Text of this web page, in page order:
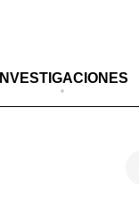
INVESTIGACIONES